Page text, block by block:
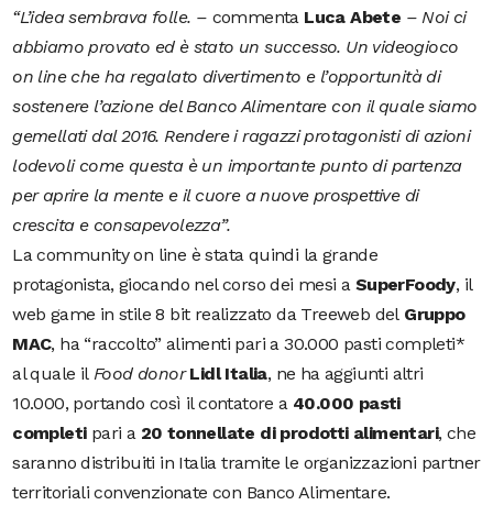
“L’idea sembrava folle. – commenta Luca Abete – Noi ci
abbiamo provato ed è stato un successo. Un videogioco
on line che ha regalato divertimento e l’opportunità di
sostenere l’azione del Banco Alimentare con il quale siamo
gemellati dal 2016. Rendere i ragazzi protagonisti di azioni
lodevoli come questa è un importante punto di partenza
per aprire la mente e il cuore a nuove prospettive di
crescita e consapevolezza”.
La community on line è stata quindi la grande
protagonista, giocando nel corso dei mesi a SuperFoody, il
web game in stile 8 bit realizzato da Treeweb del Gruppo
MAC, ha “raccolto” alimenti pari a 30.000 pasti completi*
al quale ilFood donorLidl Italia, ne ha aggiunti altri
10.000, portando così il contatore a 40.000 pasti
completi pari a 20 tonnellate di prodotti alimentari, che
saranno distribuiti in Italia tramite le organizzazioni partner
territoriali convenzionate con Banco Alimentare.